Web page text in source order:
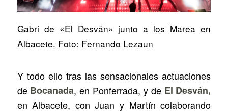
Gabri de «El Desván» junto a los Marea en
Albacete. Foto: Fernando Lezaun
Y todo ello tras las sensacionales actuaciones
de Bocanada, en Ponferrada, y de El Desván,
en Albacete, con Juan y Martín colaborando